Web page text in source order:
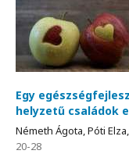
Egy
helyzetű családok
Németh Ágota, Póti
20-28